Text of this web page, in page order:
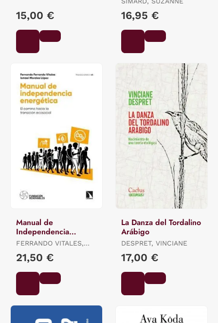
15,00 € 16,95 €
Manual de
Independencia
Energética
FERRANDO VITALES,
LÓPEZ, ISMAEL
21,50 €
La Danza del Tordalino
Arábigo
DESPRET, VINCIANE
17,00 €